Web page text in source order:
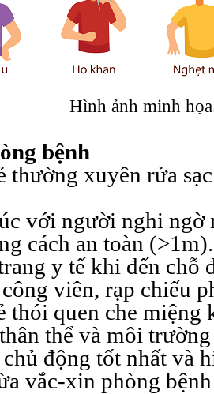
Hình ảnh minh
bệnh
thường xuyên rửa
với người nghi ngờ
cách an toàn (>1m).
y tế khi đến chỗ
viên, rạp chiếu
thói quen che miệng
thể và môi
động tốt nhất và
vắc-xin phòng